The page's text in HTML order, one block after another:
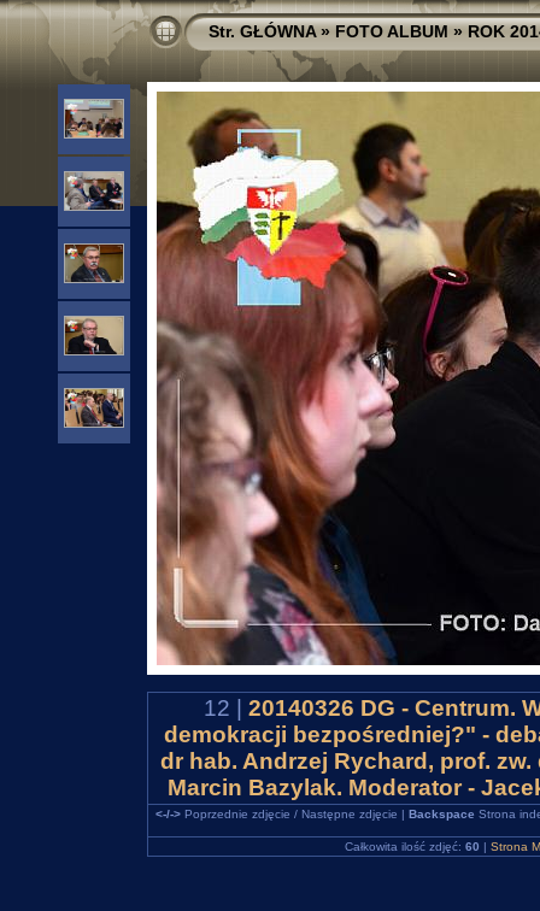
Str. GŁÓWNA»FOTO ALBUM»ROK
12 | 20140326 DG - Centrum.
demokracji bezpośredniej?" -
dr hab. Andrzej Rychard, prof.
Marcin Bazylak. Moderator -
<-/->Poprzednie zdjęcie / Następne zdjęcie | Backspace Strona
Całkowita ilość zdjęć: 60 | Strona